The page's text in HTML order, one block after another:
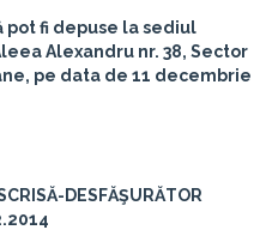
pot fi depuse la sediul
Alexandru nr. 38, Sector
pe data de 11 decembrie
DESFĂŞURĂTOR